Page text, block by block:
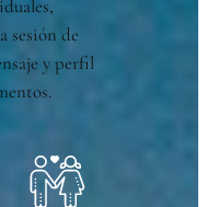
sesión de
y perfil